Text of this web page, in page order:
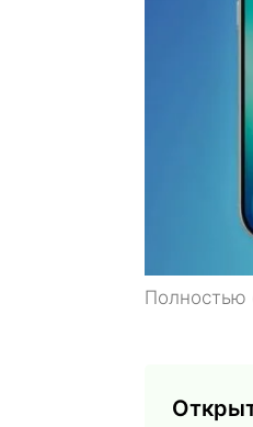
Полностью